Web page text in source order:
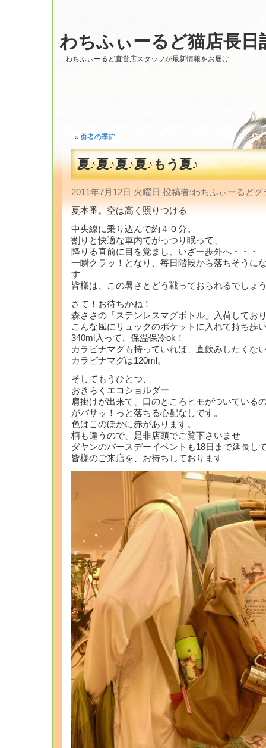
わちふぃーるど猫店長日
わちふぃーるど直営店スタッフが最新情報をお届け
« 勇者の季節
夏♪夏♪夏♪夏♪もう夏♪
2011年7月12日 火曜日 投稿者:わちふぃーるど
夏本番。空は高く照りつける
中央線に乗り込んで約４０分。
割りと快適な車内でがっつり眠って、
降りる直前に目を覚まし、いざ一歩外へ・・・
一瞬クラッ！となり、毎日階段から落ちそうに
す
皆様は、この暑さとどう戦っておられるでしょ
さて！お待ちかね！
森ささの「ステンレスマグボトル」入荷してお
こんな風にリュックのポケットに入れて持ち歩
340ml入って、保温保冷ok！
カラビナマグも持っていれば、直飲みしたくな
カラビナマグは120ml。
そしてもうひとつ、
おきらくエコショルダー
肩掛けが出来て、口のところヒモがついている
がバサッ！っと落ちる心配なしです。
色はこのほかに赤があります。
柄も違うので、是非店頭でご覧下さいませ
ダヤンのバースデーイベントも18日まで延長し
皆様のご来店を、お待ちしております